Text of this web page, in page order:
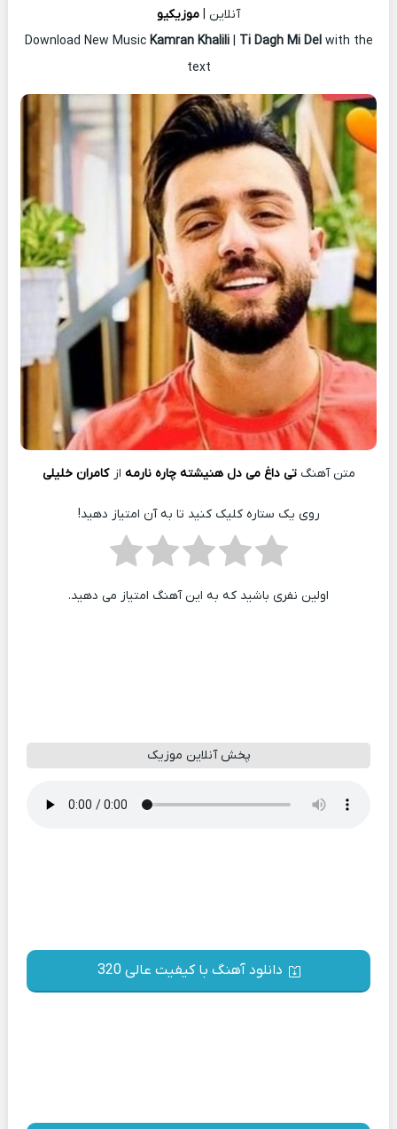
آنلاین | موزیکیو
Download New Music Kamran Khalili| Ti Dagh Mi Del with the
text
متن آهنگتی داغ می دل هنیشته چاره نارمه از کامران خلیلی
روی یک ستاره کلیک کنید تا به آن امتیاز دهید!
اولین نفری باشید که به این آهنگ امتیاز می دهید.
پخش آنلاین موزیک
دانلود آهنگ با کیفیت عالی 320